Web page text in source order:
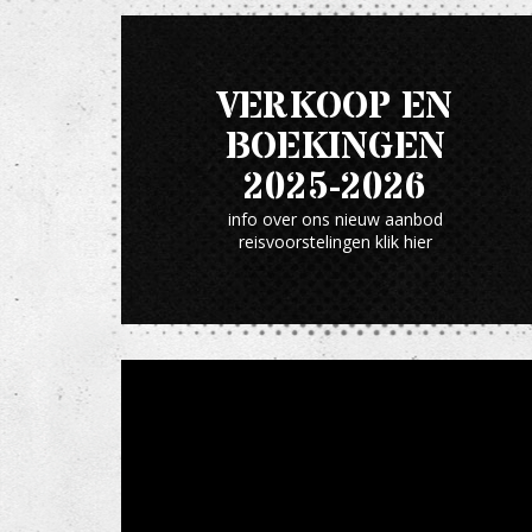
VERKOOP EN
BOEKINGEN
2025-2026
info over ons nieuw aanbod
reisvoorstelingen klik hier